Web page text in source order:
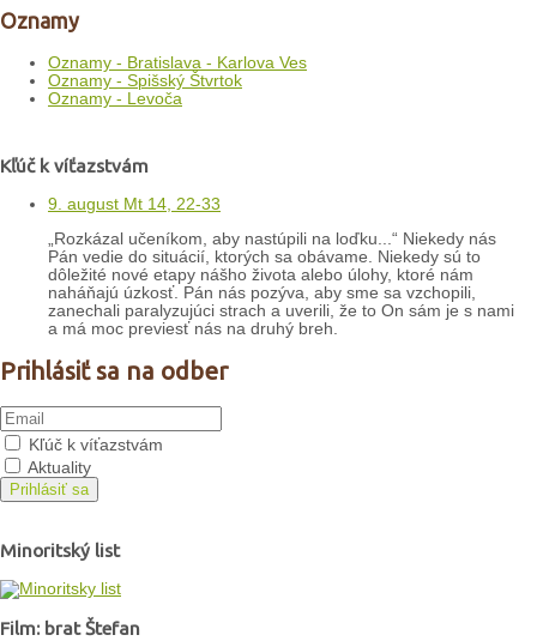
Oznamy
Oznamy - Bratislava - Karlova Ves
Oznamy - Spišský Štvrtok
Oznamy - Levoča
Kľúč k víťazstvám
9. august Mt 14, 22-33
„Rozkázal učeníkom, aby nastúpili na loďku...“ Niekedy nás
Pán vedie do situácií, ktorých sa obávame. Niekedy sú to
dôležité nové etapy nášho života alebo úlohy, ktoré nám
naháňajú úzkosť. Pán nás pozýva, aby sme sa vzchopili,
zanechali paralyzujúci strach a uverili, že to On sám je s nami
a má moc previesť nás na druhý breh.
Prihlásiť sa na odber
Kľúč k víťazstvám
Aktuality
Prihlásiť sa
Minoritský list
Film: brat Štefan